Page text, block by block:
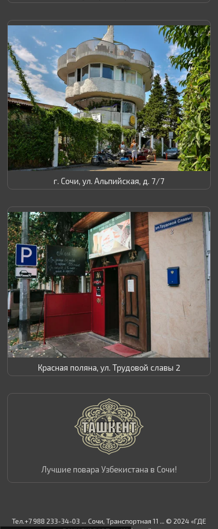
г. Сочи, ул. Альпийская, д. 7/7
Красная поляна, ул. Трудовой славы 2
Лучшие повара Узбекистана в Сочи!
Тел.+7 988 233-34-03 ... Сочи, Транспортная 11 ... © 2024 «ГДЕ